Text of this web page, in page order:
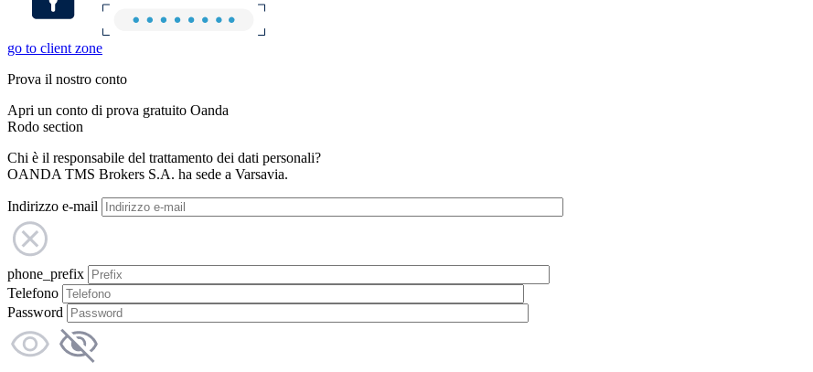
go to client zone
Prova il nostro conto
Apri un conto di prova gratuito Oanda
Rodo section
Chi è il responsabile del trattamento dei dati personali?
OANDA TMS Brokers S.A. ha sede a Varsavia.
Indirizzo e-mail
phone_prefix
Telefono
Password